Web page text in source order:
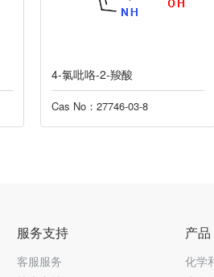
吡咯-2-羧酸
No：27746-03-8 Cas
服务支持
客服服务
产品
化学